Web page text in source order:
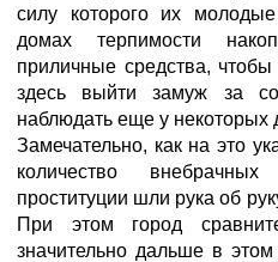
силу которого их
домах терпимости
приличные средства,
здесь выйти замуж за
наблюдать еще у некоторых
Замечательно, как на это
количество
проституции шли рука об
При этом город
значительно дальше в